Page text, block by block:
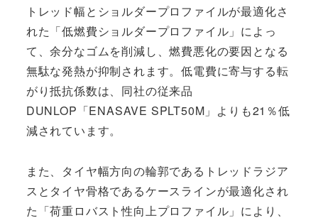
トレッド幅とショルダープロファイルが最適化さ
れた「低燃費ショルダープロファイル」によっ
て、余分なゴムを削減し、燃費悪化の要因となる
無駄な発熱が抑制されます。低電費に寄与する転
がり抵抗係数は、同社の従来品
DUNLOP「ENASAVE SPLT50M」よりも21％低
減されています。
また、タイヤ幅方向の輪郭であるトレッドラジア
スとタイヤ骨格であるケースラインが最適化され
た「荷重ロバスト性向上プロファイル」により、